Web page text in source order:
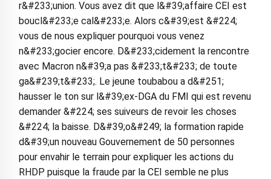
r&#233;union. Vous avez dit que l&#39;affaire CEI est
boucl&#233;e cal&#233;e. Alors c&#39;est &#224;
vous de nous expliquer pourquoi vous venez
n&#233;gocier encore. D&#233;cidement la rencontre
avec Macron n&#39;a pas &#233;t&#233; de toute
ga&#239;t&#233;. Le jeune toubabou a d&#251;
hausser le ton sur l&#39;ex-DGA du FMI qui est revenu
demander &#224; ses suiveurs de revoir les choses
&#224; la baisse. D&#39;o&#249; la formation rapide
d&#39;un nouveau Gouvernement de 50 personnes
pour envahir le terrain pour expliquer les actions du
RHDP puisque la fraude par la CEI semble ne plus